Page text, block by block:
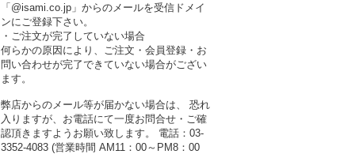
「@isami.co.jp」からのメールを受信ドメイ
ンにご登録下さい。
・ご注文が完了していない場合
何らかの原因により、ご注文・会員登録・お
問い合わせが完了できていない場合がござい
ます。
弊店からのメール等が届かない場合は、 恐れ
入りますが、お電話にて一度お問合せ・ご確
認頂きますようお願い致します。 電話：03-
3352-4083 (営業時間 AM11：00～PM8：00